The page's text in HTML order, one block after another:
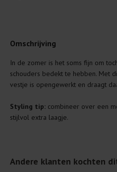
Je wilt natuurlijk lang plezier
Daarom geven wij een aantal
Was kleding binnenste buiten.
Was zo koud mogelijk. Op 20
Omschrijving
In de zomer is het soms fijn om
schouders bedekt te hebben. Met
vestje is opengewerkt en draagt
Styling tip: combineer over een
stijlvol extra laagje.
Andere klanten kochten